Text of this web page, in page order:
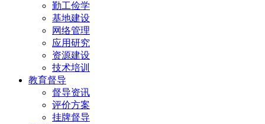
勤工俭学
基地建设
网络管理
应用研究
资源建设
技术培训
教育督导
督导资讯
评价方案
挂牌督导